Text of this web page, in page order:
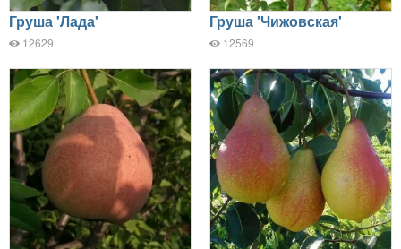
Груша 'Лада'
12629
Груша 'Чижовская'
12569